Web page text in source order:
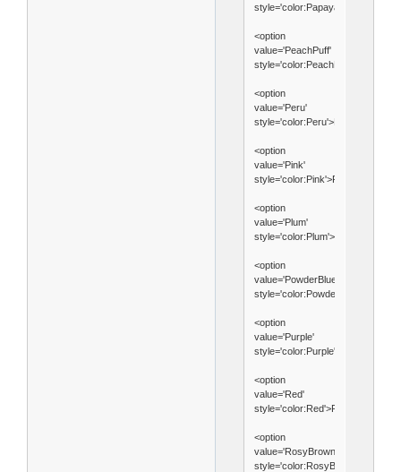
<option
value='PeachPuff'
<option
value='Peru'
style='color:Peru'>Peru</option>
<option
value='Pink'
style='color:Pink'>Pink</option>
<option
value='Plum'
style='color:Plum'>Plum</option>
<option
value='PowderBlue'
<option
value='Purple'
style='color:Purple'>Purple</
<option
value='Red'
style='color:Red'>Red</option>
<option
value='RosyBrown'